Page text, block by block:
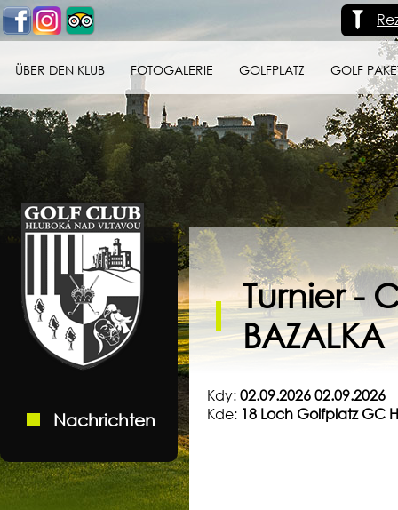
ÜBER DEN KLUB FOTOGALERIE GOLFPLATZ GOLF
Golf klub Hluboká
nad Vltavou
Nachrichten
Turnier -
BAZALKA
Kdy:02.09.2026 02.09.2026
Kde: 18 Loch Golfplatz GC